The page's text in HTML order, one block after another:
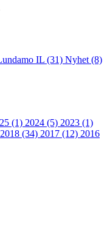
IL (31) Nyhet (8)
(1) 2024 (5) 2023 (1)
2018 (34) 2017 (12) 2016